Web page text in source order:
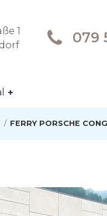
1
079
/ FERRY PORSCHE